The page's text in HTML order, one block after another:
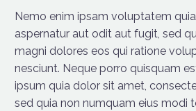
Nemo enim ipsam voluptatem
aspernatur aut odit aut fugit, sed
magni dolores eos qui ratione
nesciunt. Neque porro quisquam
ipsum quia dolor sit amet,
sed quia non numquam eius modi